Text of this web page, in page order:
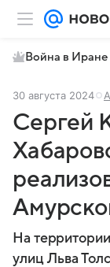
Война в Иране
30 августа 2024
Сергей
На
улиц Льва